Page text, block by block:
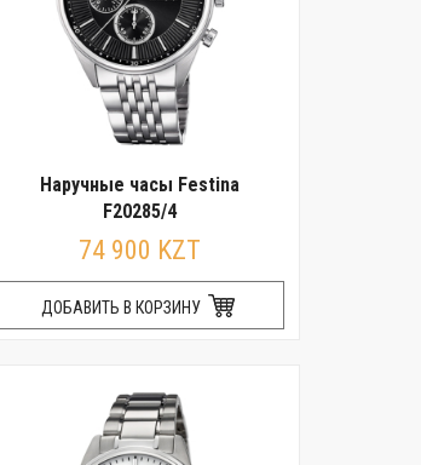
Наручные часы Festina
F20285/4
74 900 KZT
ДОБАВИТЬ В КОРЗИНУ